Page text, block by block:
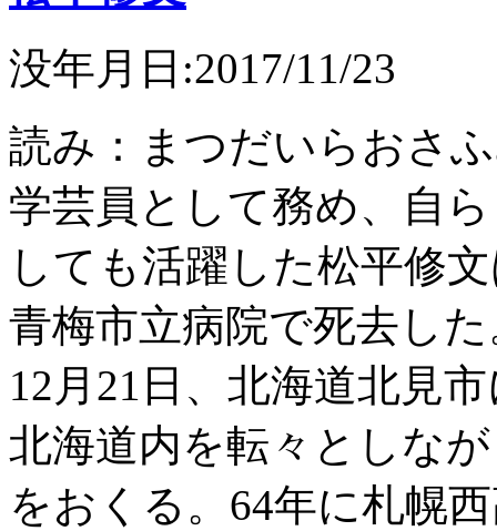
没年月日:2017/11/23
読み：まつだいらおさ
学芸員として務め、自
しても活躍した松平修
青梅市立病院で死去し
12月21日、北海道北見
北海道内を転々としな
をおくる。64年に札幌